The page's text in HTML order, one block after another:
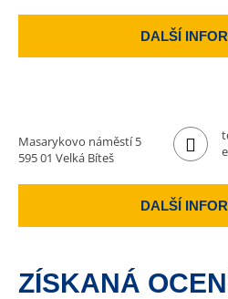
DALŠÍ
Masarykovo náměstí 5
595 01 Velká Bíteš
DALŠÍ
ZÍSKANÁ